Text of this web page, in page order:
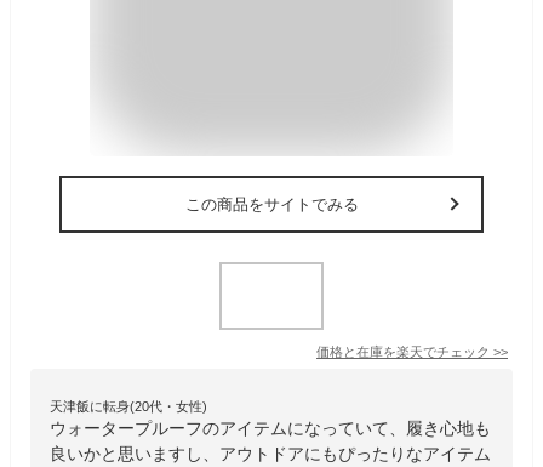
この商品をサイトでみる
価格と在庫を楽天でチェック >>
天津飯に転身(20代・女性)
ウォータープルーフのアイテムになっていて、履き心地も
良いかと思いますし、アウトドアにもぴったりなアイテム